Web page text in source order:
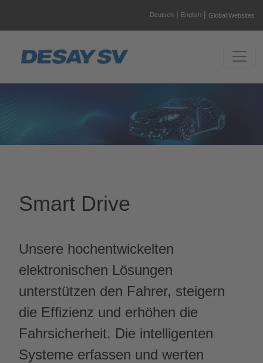
Deutsch | English | Global Websites
Smart Drive
Unsere hochentwickelten
elektronischen Lösungen
unterstützen den Fahrer, steigern
die Effizienz und erhöhen die
Fahrsicherheit. Die intelligenten
Systeme erfassen und werten